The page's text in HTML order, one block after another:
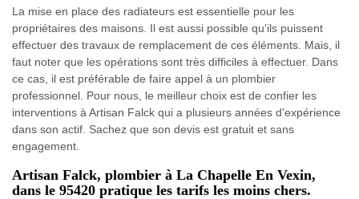
La mise en place des radiateurs est essentielle pour les
propriétaires des maisons. Il est aussi possible qu'ils puissent
effectuer des travaux de remplacement de ces éléments. Mais, il
faut noter que les opérations sont très difficiles à effectuer. Dans
ce cas, il est préférable de faire appel à un plombier
professionnel. Pour nous, le meilleur choix est de confier les
interventions à Artisan Falck qui a plusieurs années d'expérience
dans son actif. Sachez que son devis est gratuit et sans
engagement.
Artisan Falck, plombier à La Chapelle En Vexin,
dans le 95420 pratique les tarifs les moins chers.